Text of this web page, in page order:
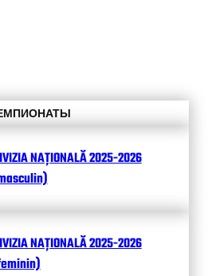
NAȚIONALĂ 2025-2026
NAȚIONALĂ 2025-2026